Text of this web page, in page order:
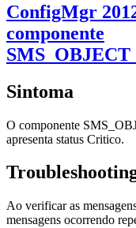
ConfigMgr
componente
Sintoma
O componente
apresenta status Critico.
Ao verificar as
mensagens ocorrendo